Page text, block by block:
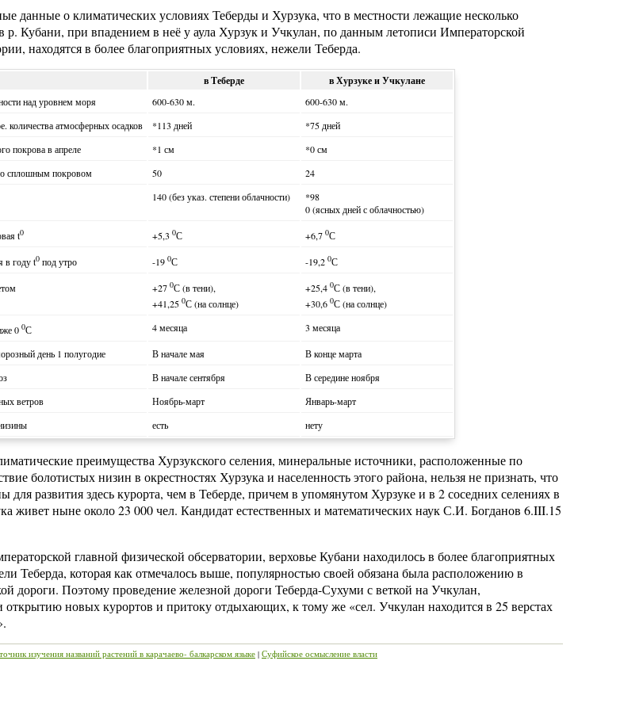
данные о климатических условиях Теберды и Хурзука, что в местности лежащие несколько
р. Кубани, при впадением в неё у аула Хурзук и Учкулан, по данным летописи Императорской
находятся в более благоприятных условиях, нежели Теберда.
в Теберде в Хурзуке и Учкулане
над уровнем моря 600-630 м.
600-630 м.
количества атмосферных осадков
*113 дней
*75 дней
покрова в апреле
*1 см
*0 см
сплошным покровом
50
24
140 (без указ. степени облачности)
*98
0 (ясных дней с облачностью)
t0 +5,30С +6,70С
в году t0 под утро -190С -19,20С
+270С (в тени),
+41,250С (на солнце)
+25,40С (в тени),
+30,60С (на солнце)
00С 4 месяца 3 месяца
день 1 полугодие В начале мая
В конце марта
В начале сентября
В середине ноября
ветров
Ноябрь-март
Январь-март
есть нету
преимущества Хурзукского селения, минеральные источники, расположенные по
болотистых низин в окрестностях Хурзука и населенность этого района, нельзя не признать, что
для развития здесь курорта, чем в Теберде, причем в упомянутом Хурзуке и в 2 соседних селениях в
живет ныне около 23 000 чел. Кандидат естественных и математических наук С.И. Богданов 6.III.15
главной физической обсерватории, верховье Кубани находилось в более благоприятных
Теберда, которая как отмечалось выше, популярностью своей обязана была расположению в
дороги. Поэтому проведение железной дороги Теберда-Сухуми с веткой на Учкулан,
открытию новых курортов и притоку отдыхающих, к тому же «сел. Учкулан находится в 25 верстах
изучения названий растений в карачаево- балкарском языке | Суфийское осмысление власти